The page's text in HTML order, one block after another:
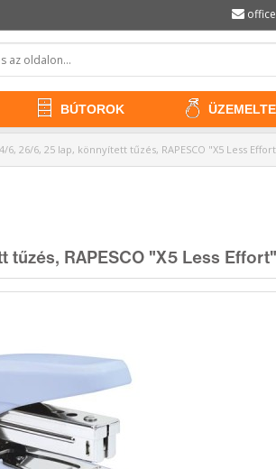
BÚTOROK
6, 26/6, 25 lap, könnyített tűzés, RAPESCO "X5 Less
RAPESCO "X5 Less